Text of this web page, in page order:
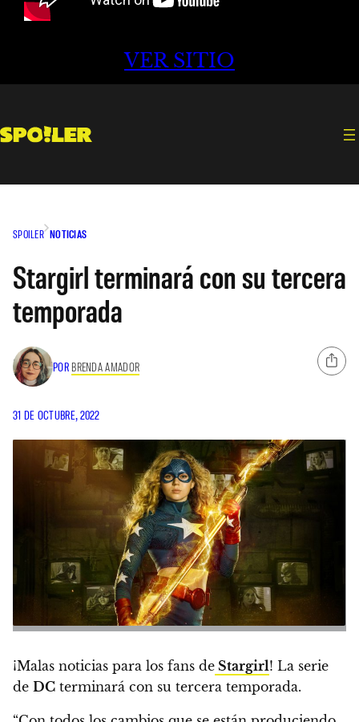
VER SITIO
SPOILER NOTICIAS
Stargirl terminará con su tercera
temporada
POR BRENDA AMADOR
31 DE OCTUBRE, 2022
¡Malas noticias para los fans de Stargirl! La serie
de DC terminará con su tercera temporada.